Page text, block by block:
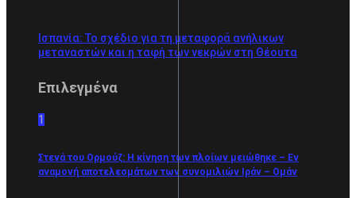
Ισπανία: Το σχέδιο για τη μεταφορά ανήλικων
μεταναστών και η ταφή των νεκρών στη Θέουτα
Επιλεγμένα
1
Στενά του Ορμούζ: Η κίνηση των πλοίων μειώθηκε – Εν
αναμονή αποτελεσμάτων των συνομιλιών Ιράν – Ομάν